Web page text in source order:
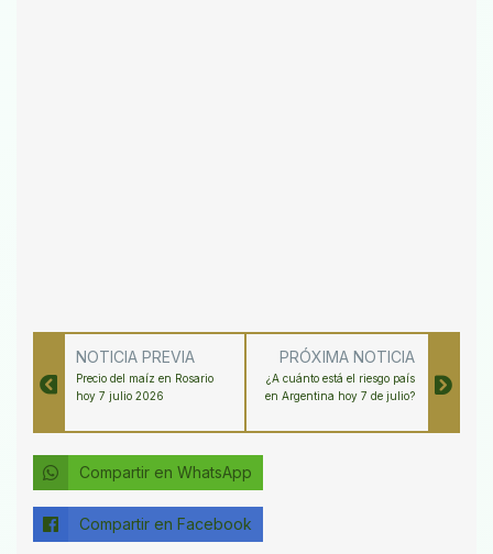
NOTICIA PREVIA
Precio del maíz en Rosario
hoy 7 julio 2026
PRÓXIMA NOTICIA
¿A cuánto está el riesgo país
en Argentina hoy 7 de julio?
Compartir en WhatsApp
Compartir en Facebook